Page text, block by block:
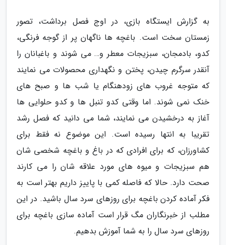
به گزارش ایستگاه بازی، در اوج فصل برداشت، تصور
زمستان سخت است. باغچه ها ناگهان پر از گوجه فرنگی،
کدو، بادمجان، سبزیجات معطر و… می شوند و باغبانان را
آنقدر سرگرم چیدن، پختن و نگهداری محصولات می نمایند
که متوجه غروب های زودهنگام یا شب ها و صبح های
خنک نمی شوند. اما وقتی کدو تنبل ها و کدو حلوایی ها
آغاز به درخشیدن می نمایند، شما می دانید که فصل رشد
تقریبا به انتها رسیده است. این موضوع نه فقط برای
کشاورزان، که برای افرادی که در باغ و باغچه شخصی شان
هم سبزیجات و میوه های مورد علاقه شان را می کارند
صحت دارد. حالا که فاصله کمی با پاییز داریم بهتر است به
فکر آماده کردن باغچه برای روزهای سرد سال باشید. در این
مطلب از خبرنگاران مگ قرار است آماده سازی باغچه برای
روزهای سرد سال را به شما آموزش بدهیم.